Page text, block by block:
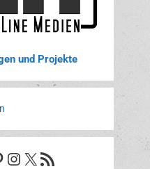
und Projekte
Instagram
X RSS-Feed